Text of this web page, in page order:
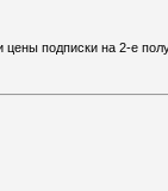
подписки на 2-е